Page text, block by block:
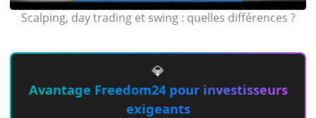
Scalping, day trading et swing : quelles différences ?
💎
Avantage Freedom24 pour investisseurs
exigeants